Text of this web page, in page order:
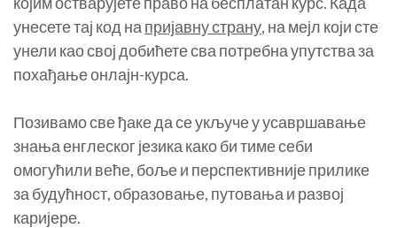
унесете тај код на пријавну страну, на мејл који сте
унели као свој добићете сва потребна упутства за
похађање онлајн-курса.
Позивамо све ђаке да се укључе у усавршавање
знања енглеског језика како би тиме себи
омогућили веће, боље и перспективније прилике
за будућност, образовање, путовања и развој
каријере.